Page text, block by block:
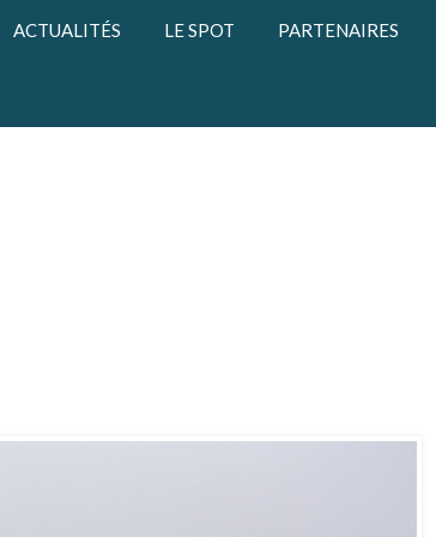
ACTUALITÉS LE SPOT PARTENAIRES